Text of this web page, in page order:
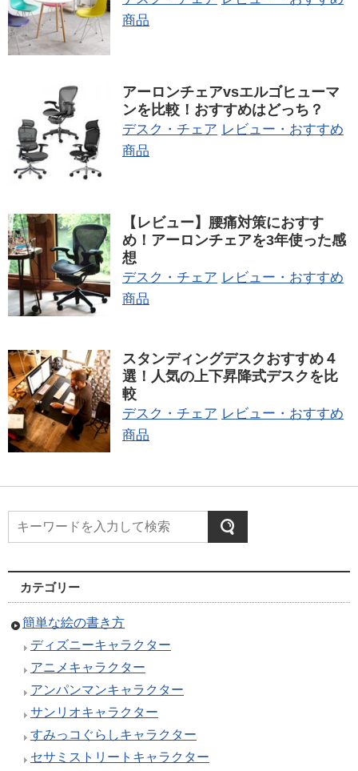
商品
アーロンチェアvsエルゴヒューマ
ンを比較！おすすめはどっち？
デスク・チェア レビュー・おすすめ
商品
【レビュー】腰痛対策におすす
め！アーロンチェアを3年使った感
想
デスク・チェア レビュー・おすすめ
商品
スタンディングデスクおすすめ４
選！人気の上下昇降式デスクを比
較
デスク・チェア レビュー・おすすめ
商品
カテゴリー
簡単な絵の書き方
ディズニーキャラクター
アニメキャラクター
アンパンマンキャラクター
サンリオキャラクター
すみっコぐらしキャラクター
セサミストリートキャラクター